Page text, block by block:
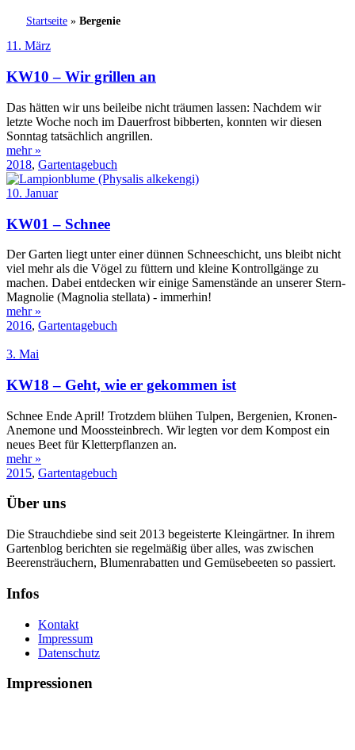
Startseite » Bergenie
11. März
KW10 – Wir grillen an
Das hätten wir uns beileibe nicht träumen lassen: Nachdem wir
letzte Woche noch im Dauerfrost bibberten, konnten wir diesen
Sonntag tatsächlich angrillen.
mehr »
2018, Gartentagebuch
10. Januar
KW01 – Schnee
Der Garten liegt unter einer dünnen Schneeschicht, uns bleibt nicht
viel mehr als die Vögel zu füttern und kleine Kontrollgänge zu
machen. Dabei entdecken wir einige Samenstände an unserer Stern-
Magnolie (Magnolia stellata) - immerhin!
mehr »
2016, Gartentagebuch
3. Mai
KW18 – Geht, wie er gekommen ist
Schnee Ende April! Trotzdem blühen Tulpen, Bergenien, Kronen-
Anemone und Moossteinbrech. Wir legten vor dem Kompost ein
neues Beet für Kletterpflanzen an.
mehr »
2015, Gartentagebuch
Über uns
Die Strauchdiebe sind seit 2013 begeisterte Kleingärtner. In ihrem
Gartenblog berichten sie regelmäßig über alles, was zwischen
Beerensträuchern, Blumenrabatten und Gemüsebeeten so passiert.
Infos
Kontakt
Impressum
Datenschutz
Impressionen